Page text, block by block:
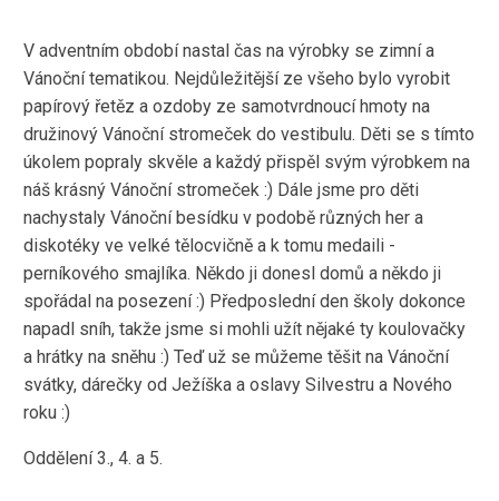
V adventním období nastal čas na výrobky se zimní a
Vánoční tematikou. Nejdůležitější ze všeho bylo vyrobit
papírový řetěz a ozdoby ze samotvrdnoucí hmoty na
družinový Vánoční stromeček do vestibulu. Děti se s tímto
úkolem popraly skvěle a každý přispěl svým výrobkem na
náš krásný Vánoční stromeček :) Dále jsme pro děti
nachystaly Vánoční besídku v podobě různých her a
diskotéky ve velké tělocvičně a k tomu medaili -
perníkového smajlíka. Někdo ji donesl domů a někdo ji
spořádal na posezení :) Předposlední den školy dokonce
napadl sníh, takže jsme si mohli užít nějaké ty koulovačky
a hrátky na sněhu :) Teď už se můžeme těšit na Vánoční
svátky, dárečky od Ježíška a oslavy Silvestru a Nového
roku :)
Oddělení 3., 4. a 5.